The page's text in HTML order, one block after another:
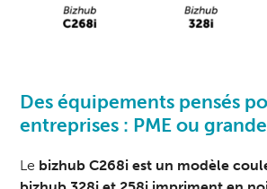
Des équipements pensés
entreprises : PME ou
Le bizhub C268i est un modèle